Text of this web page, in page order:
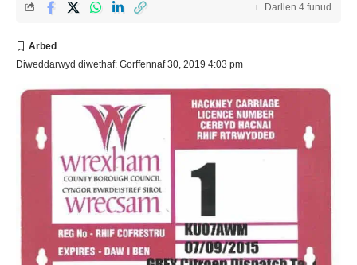
Diweddarwyd diwethaf: Gorffennaf 30, 2019 4:03 pm
Darllen 4 funud